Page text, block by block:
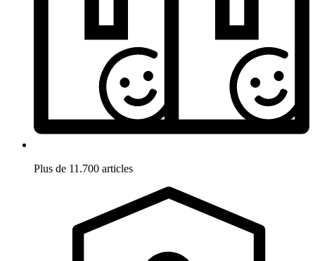
Plus de 11.700 articles